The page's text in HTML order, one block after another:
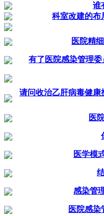
谁
科室改建的布
医院精
有了医院感染管理
请问收治乙肝病毒健
医
医学模
感染管
医院感